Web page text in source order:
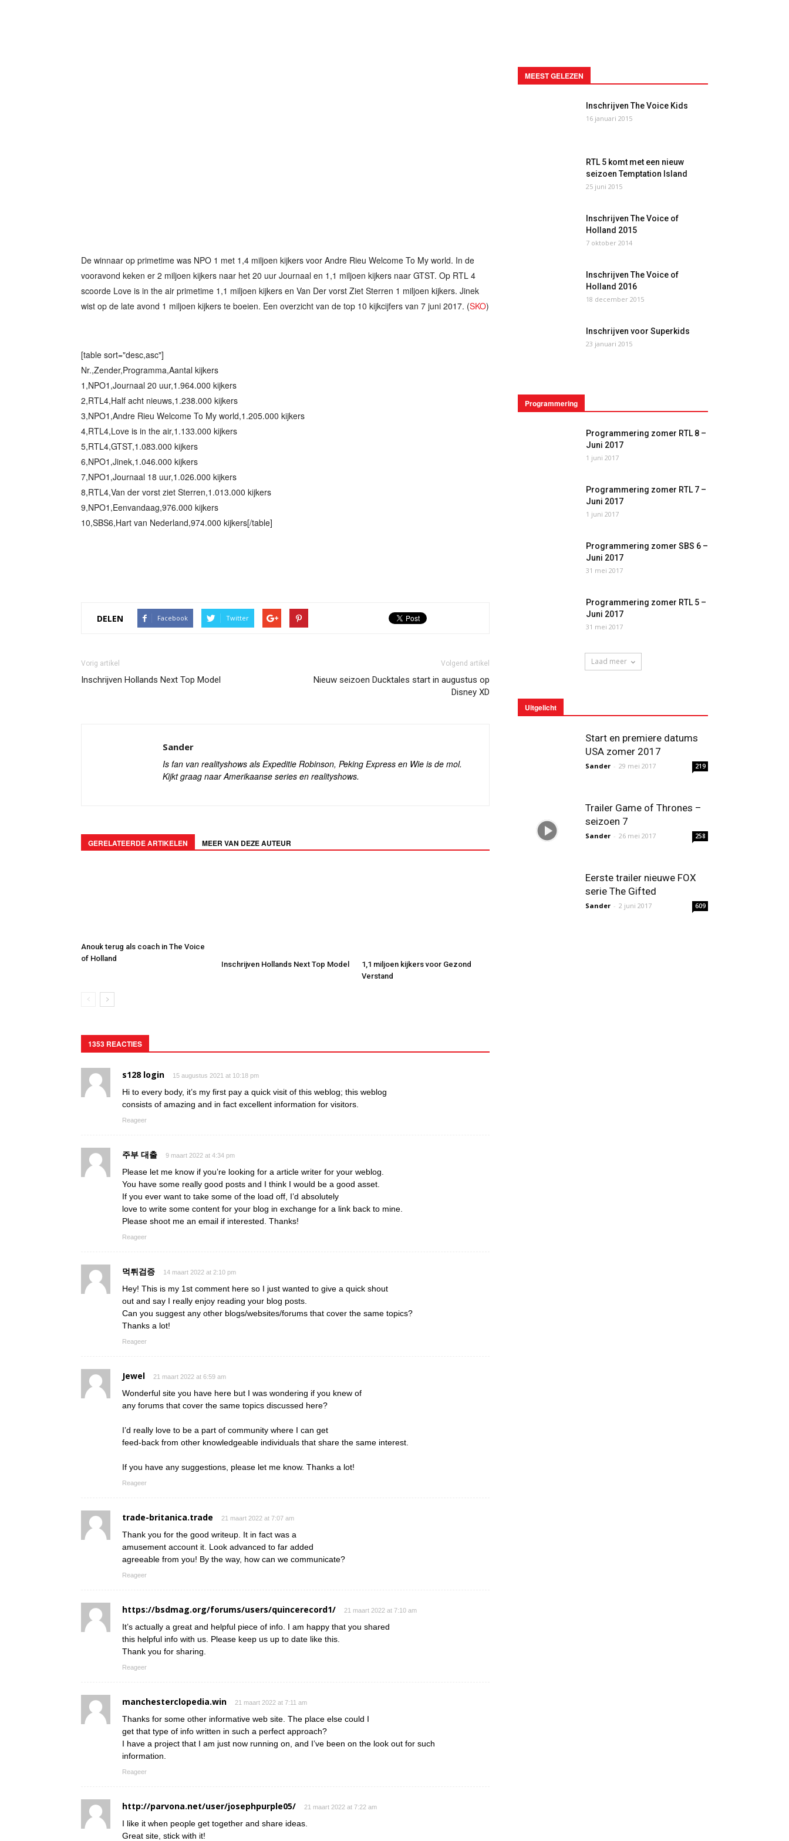
De winnaar op primetime was NPO 1 met 1,4 miljoen kijkers voor Andre Rieu Welcome To My world. In de
vooravond keken er 2 miljoen kijkers naar het 20 uur Journaal en 1,1 miljoen kijkers naar GTST. Op RTL 4
scoorde Love is in the air primetime 1,1 miljoen kijkers en Van Der vorst Ziet Sterren 1 miljoen kijkers. Jinek
wist op de late avond 1 miljoen kijkers te boeien. Een overzicht van de top 10 kijkcijfers van 7 juni 2017. (SKO)
[table sort="desc,asc"]
Nr.,Zender,Programma,Aantal kijkers
1,NPO1,Journaal 20 uur,1.964.000 kijkers
2,RTL4,Half acht nieuws,1.238.000 kijkers
3,NPO1,Andre Rieu Welcome To My world,1.205.000 kijkers
4,RTL4,Love is in the air,1.133.000 kijkers
5,RTL4,GTST,1.083.000 kijkers
6,NPO1,Jinek,1.046.000 kijkers
7,NPO1,Journaal 18 uur,1.026.000 kijkers
8,RTL4,Van der vorst ziet Sterren,1.013.000 kijkers
9,NPO1,Eenvandaag,976.000 kijkers
10,SBS6,Hart van Nederland,974.000 kijkers[/table]
DELEN Facebook Twitter
Vorig artikel
Inschrijven Hollands Next Top Model
Volgend artikel
Nieuw seizoen Ducktales start in augustus op
Disney XD
Sander
Is fan van realityshows als Expeditie Robinson, Peking Express en Wie is de mol.
Kijkt graag naar Amerikaanse series en realityshows.
GERELATEERDE ARTIKELEN MEER VAN DEZE AUTEUR
Anouk terug als coach in The Voice
of Holland
Inschrijven Hollands Next Top Model
1,1 miljoen kijkers voor Gezond
Verstand
1353 REACTIES
s128 login 15 augustus 2021 at 10:18 pm
Hi to every body, it’s my first pay a quick visit of this weblog; this weblog
consists of amazing and in fact excellent information for visitors.
Reageer
주부 대출 9 maart 2022 at 4:34 pm
Please let me know if you’re looking for a article writer for your weblog.
You have some really good posts and I think I would be a good asset.
If you ever want to take some of the load off, I’d absolutely
love to write some content for your blog in exchange for a link back to mine.
Please shoot me an email if interested. Thanks!
Reageer
먹튀검증 14 maart 2022 at 2:10 pm
Hey! This is my 1st comment here so I just wanted to give a quick shout
out and say I really enjoy reading your blog posts.
Can you suggest any other blogs/websites/forums that cover the same topics?
Thanks a lot!
Reageer
Jewel 21 maart 2022 at 6:59 am
Wonderful site you have here but I was wondering if you knew of
any forums that cover the same topics discussed here?
I’d really love to be a part of community where I can get
feed-back from other knowledgeable individuals that share the same interest.
If you have any suggestions, please let me know. Thanks a lot!
Reageer
trade-britanica.trade 21 maart 2022 at 7:07 am
Thank you for the good writeup. It in fact was a
amusement account it. Look advanced to far added
agreeable from you! By the way, how can we communicate?
Reageer
https://bsdmag.org/forums/users/quincerecord1/ 21 maart 2022 at 7:10 am
It’s actually a great and helpful piece of info. I am happy that you shared
this helpful info with us. Please keep us up to date like this.
Thank you for sharing.
Reageer
manchesterclopedia.win 21 maart 2022 at 7:11 am
Thanks for some other informative web site. The place else could I
get that type of info written in such a perfect approach?
I have a project that I am just now running on, and I’ve been on the look out for such
information.
Reageer
http://parvona.net/user/josephpurple05/ 21 maart 2022 at 7:22 am
I like it when people get together and share ideas.
Great site, stick with it!
MEEST GELEZEN
Inschrijven The Voice Kids
16 januari 2015
RTL 5 komt met een nieuw
seizoen Temptation Island
25 juni 2015
Inschrijven The Voice of
Holland 2015
7 oktober 2014
Inschrijven The Voice of
Holland 2016
18 december 2015
Inschrijven voor Superkids
23 januari 2015
Programmering
Programmering zomer RTL 8 –
Juni 2017
1 juni 2017
Programmering zomer RTL 7 –
Juni 2017
1 juni 2017
Programmering zomer SBS 6 –
Juni 2017
31 mei 2017
Programmering zomer RTL 5 –
Juni 2017
31 mei 2017
Laad meer
Uitgelicht
Start en premiere datums
USA zomer 2017
Sander - 29 mei 2017 219
Trailer Game of Thrones –
seizoen 7
Sander - 26 mei 2017 258
Eerste trailer nieuwe FOX
serie The Gifted
Sander - 2 juni 2017 609